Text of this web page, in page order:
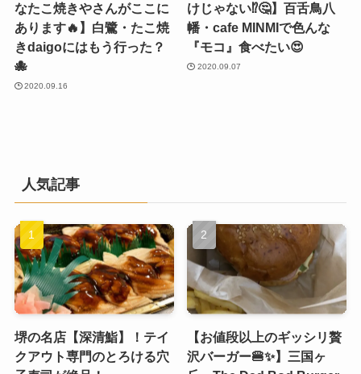
なたこ焼きやさんがここに
あります🔥】白鷺・たこ焼
きdaigoにはもう行った？
🐙
2020.09.16
けじゃない⁉️🤔】百舌鳥八
幡・cafe MINMIで色んな
『モコ』食べたい😍
2020.09.07
人気記事
堺の名店【深清鮨】！テイ
クアウト専門のとろける穴
【お値段以上のギッシリ贅
沢バーガー🍔✨】三国ヶ